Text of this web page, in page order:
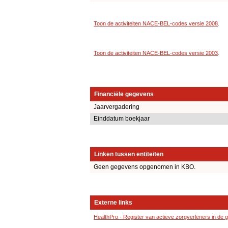
Toon de activiteiten NACE-BEL-codes versie 2008
Toon de activiteiten NACE-BEL-codes versie 2003
Financiële gegevens
Jaarvergadering
Einddatum boekjaar
Linken tussen entiteiten
Geen gegevens opgenomen in KBO.
Externe links
HealthPro - Register van actieve zorgverleners in de